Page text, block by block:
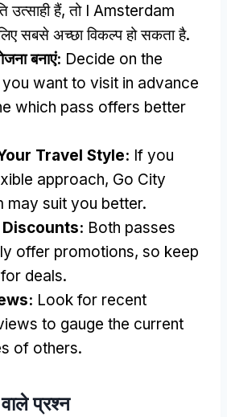
उत्साही हैं, तो I Amsterdam
सबसे अच्छा विकल्प हो सकता है.
बनाएं: Decide on the
want to visit in advance
which pass offers better
Travel Style: If you
approach, Go City
may suit you better.
: Both passes
offer promotions, so keep
deals.
: Look for recent
to gauge the current
of others.
प्रश्न